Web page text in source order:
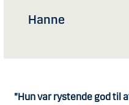
Hanne
”Hun var rystende god til